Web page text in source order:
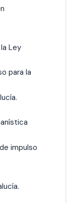
Ley
para la
impulso